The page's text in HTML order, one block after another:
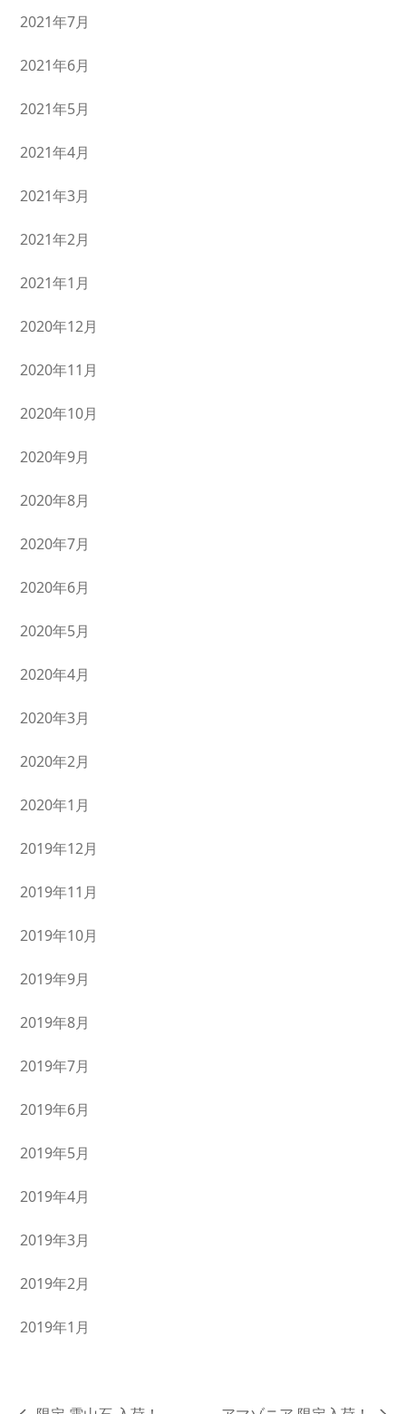
2021年7月
2021年6月
2021年5月
2021年4月
2021年3月
2021年2月
2021年1月
2020年12月
2020年11月
2020年10月
2020年9月
2020年8月
2020年7月
2020年6月
2020年5月
2020年4月
2020年3月
2020年2月
2020年1月
2019年12月
2019年11月
2019年10月
2019年9月
2019年8月
2019年7月
2019年6月
2019年5月
2019年4月
2019年3月
2019年2月
2019年1月